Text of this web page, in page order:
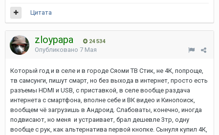
Цитата
zloypapa 24 534
Опубликовано 7 Мая
Который год и в селе и в городе Сяоми ТВ Стик, не 4К, попроще,
тв самсунги, пишут смарт, но без выхода в интернет, просто есть
разъемы HDMI и USB, с приставкой, в селе вообще раздача
интернета с смартфона, вполне себе и ВК видео и Кинопоиск,
вообщем чё загрузишь в Андроид. Слабоваты, конечно, иногда
подвисают, но меня и устраивает, брал дешевле 3тр, одну
вообще с рук, как альтернатива первой кнопке. Сынуля купил 4К,